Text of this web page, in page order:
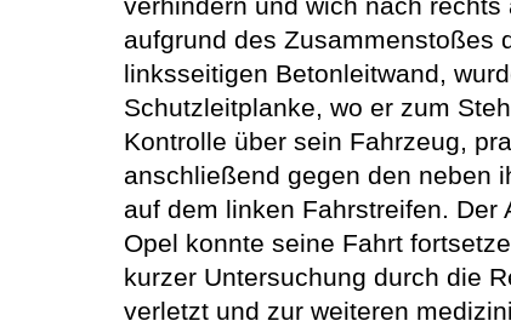
aufgrund des Zusammenstoßes
linksseitigen Betonleitwand,
Schutzleitplanke, wo er zum
Kontrolle über sein Fahrzeug,
anschließend gegen den neben
auf dem linken Fahrstreifen.
Opel konnte seine Fahrt
kurzer Untersuchung durch die
verletzt und zur weiteren